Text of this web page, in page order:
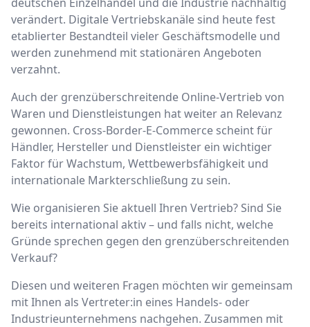
verändert. Digitale Vertriebskanäle sind heute fest
etablierter Bestandteil vieler Geschäftsmodelle und
werden zunehmend mit stationären Angeboten
verzahnt.
Auch der grenzüberschreitende Online-Vertrieb von
Waren und Dienstleistungen hat weiter an Relevanz
gewonnen. Cross-Border-E-Commerce scheint für
Händler, Hersteller und Dienstleister ein wichtiger
Faktor für Wachstum, Wettbewerbsfähigkeit und
internationale Markterschließung zu sein.
Wie organisieren Sie aktuell Ihren Vertrieb? Sind Sie
bereits international aktiv – und falls nicht, welche
Gründe sprechen gegen den grenzüberschreitenden
Verkauf?
Diesen und weiteren Fragen möchten wir gemeinsam
mit Ihnen als Vertreter:in eines Handels- oder
Industrieunternehmens nachgehen. Zusammen mit